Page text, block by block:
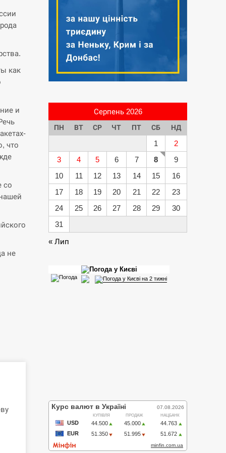
как
и
что
со
не
Серпень 2026
ПН ВТ СР ЧТ ПТ СБ НД
1
2
3
4 5 6 7 8
9
10
11 12 13 14 15
16
17
18 19 20 21 22
23
24
25 26 27 28 29
30
31
« Лип